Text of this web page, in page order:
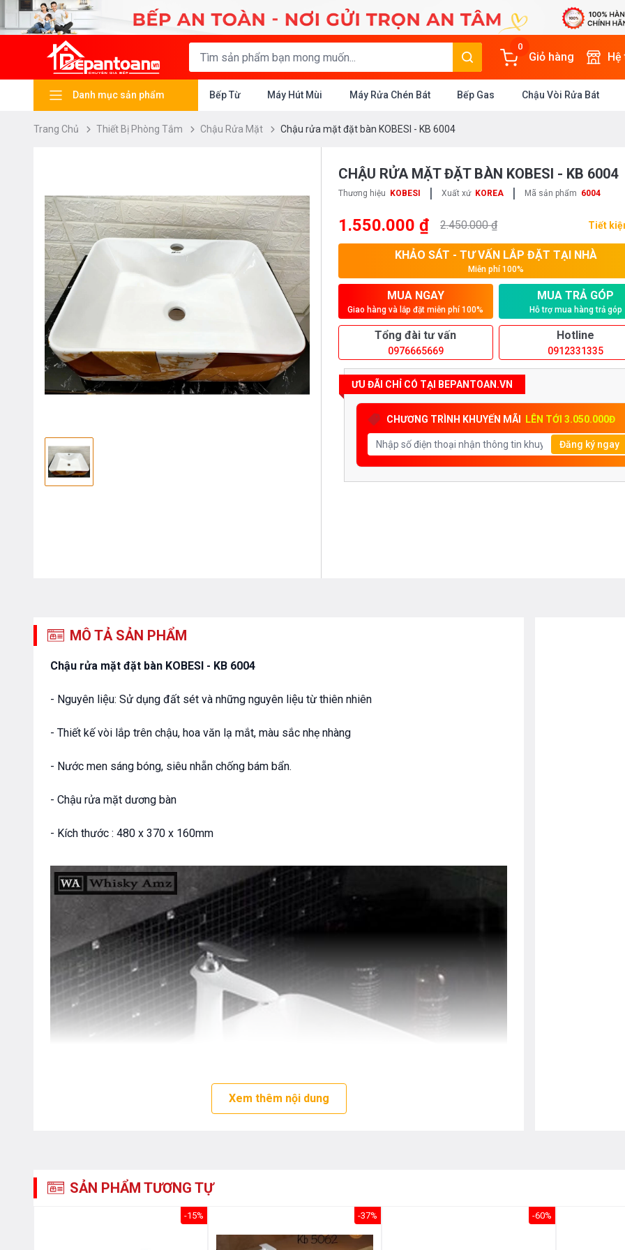
0
Giỏ hàng
Danh mục sản phẩm Bếp Từ Máy Hút Mùi Máy Rửa Chén Bát Bếp Gas Chậu Vòi Rửa Bát
Trang Chủ Thiết Bị Phòng Tắm Chậu Rửa Mặt Chậu rửa mặt đặt bàn KOBESI - KB 6004
CHẬU RỬA MẶT ĐẶT BÀN KOBESI - KB 6004
Thương hiệu KOBESI | Xuất xứ KOREA | Mã sản phẩm 6004
1.550.000 ₫ 2.450.000 ₫ Tiết
KHẢO SÁT - TƯ VẤN LẮP ĐẶT TẠI NHÀ
Miễn phí 100%
MUA NGAY
Giao hàng và lắp đặt miễn phí 100%
MUA TRẢ GÓP
Hỗ trợ mua hàng trả góp
Tổng đài tư vấn
0976665669
Hotline
0912331335
ƯU ĐÃI CHỈ CÓ TẠI BEPANTOAN.VN
CHƯƠNG TRÌNH KHUYẾN MÃI LÊN TỚI 3.050.000Đ
Đăng ký ngay
MÔ TẢ SẢN PHẨM
Chậu rửa mặt đặt bàn KOBESI - KB 6004
- Nguyên liệu: Sử dụng đất sét và những nguyên liệu từ thiên nhiên
- Thiết kế vòi lắp trên chậu, hoa văn lạ mắt, màu sắc nhẹ nhàng
- Nước men sáng bóng, siêu nhẵn chống bám bẩn.
- Chậu rửa mặt dương bàn
- Kích thước : 480 x 370 x 160mm
Xem thêm nội dung
SẢN PHẨM TƯƠNG TỰ
-15% -37% -60%